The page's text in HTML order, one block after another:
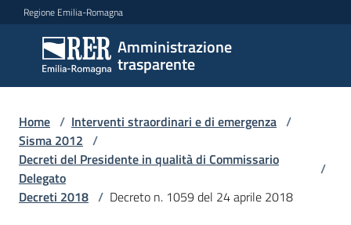
Vai al contenuto
Vai alla navigazione
Vai al footer
Regione Emilia-Romagna
Amministrazione
trasparente
Amministrazione
trasparente
Sottosezioni
Accesso
Home / Interventi straordinari e di emergenza /
Sisma 2012 /
Decreti del Presidente in qualità di Commissario
Delegato
/
Decreti 2018 / Decreto n. 1059 del 24 aprile 2018